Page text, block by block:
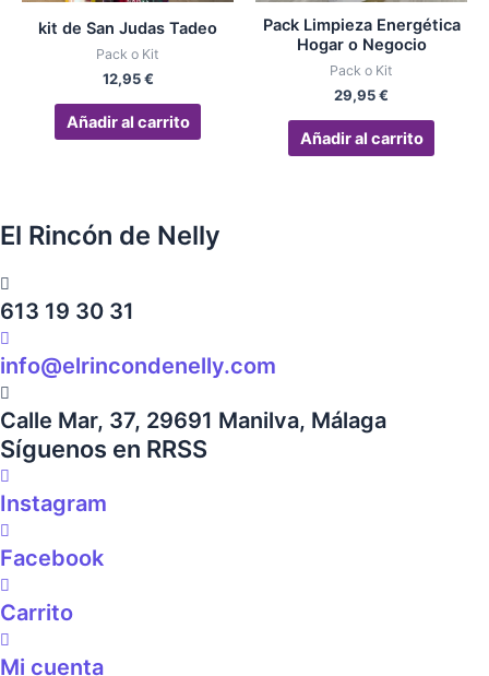
kit de San Judas Tadeo
Pack o Kit
12,95€
Añadir al carrito
Pack Limpieza Energética
Hogar o Negocio
Pack o Kit
29,95€
Añadir al carrito
El Rincón de Nelly
613 19 30 31
info@elrincondenelly.com
Calle Mar, 37, 29691 Manilva, Málaga
Síguenos en RRSS
Instagram
Facebook
Carrito
Mi cuenta